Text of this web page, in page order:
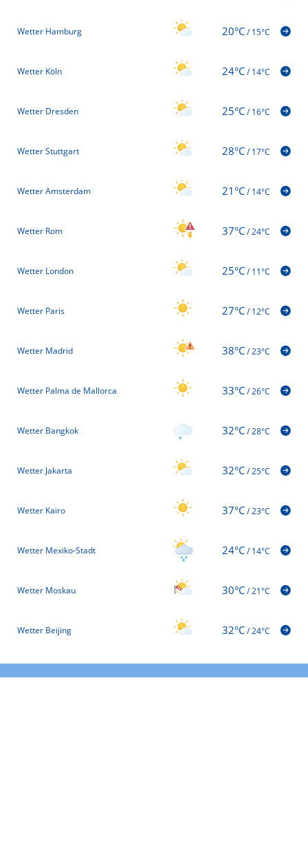
Wetter Hamburg 20°C/15°C
Wetter Köln 24°C/14°C
Wetter Dresden 25°C/16°C
Wetter Stuttgart 28°C/17°C
Wetter Amsterdam 21°C/14°C
Wetter Rom 37°C/24°C
Wetter London 25°C/11°C
Wetter Paris 27°C/12°C
Wetter Madrid 38°C/23°C
Wetter Palma de Mallorca 33°C/26°C
Wetter Bangkok 32°C/28°C
Wetter Jakarta 32°C/25°C
Wetter Kairo 37°C/23°C
Wetter Mexiko-Stadt 24°C/14°C
Wetter Moskau 30°C/21°C
Wetter Beijing 32°C/24°C